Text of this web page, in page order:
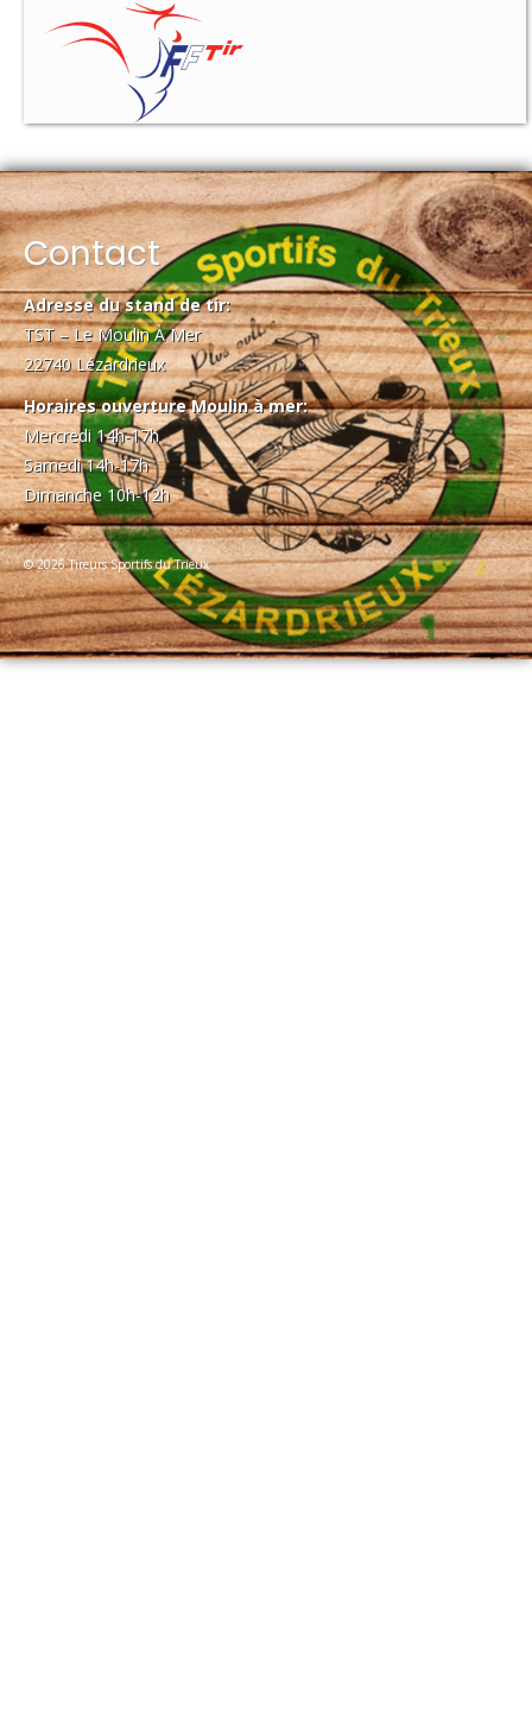
Contact
Adresse du stand de tir:
TST – Le Moulin À Mer
22740 Lézardrieux
Horaires ouverture Moulin à mer:
Mercredi 14h-17h
Samedi 14h-17h
Dimanche 10h-12h
© 2026 Tireurs Sportifs du Trieux